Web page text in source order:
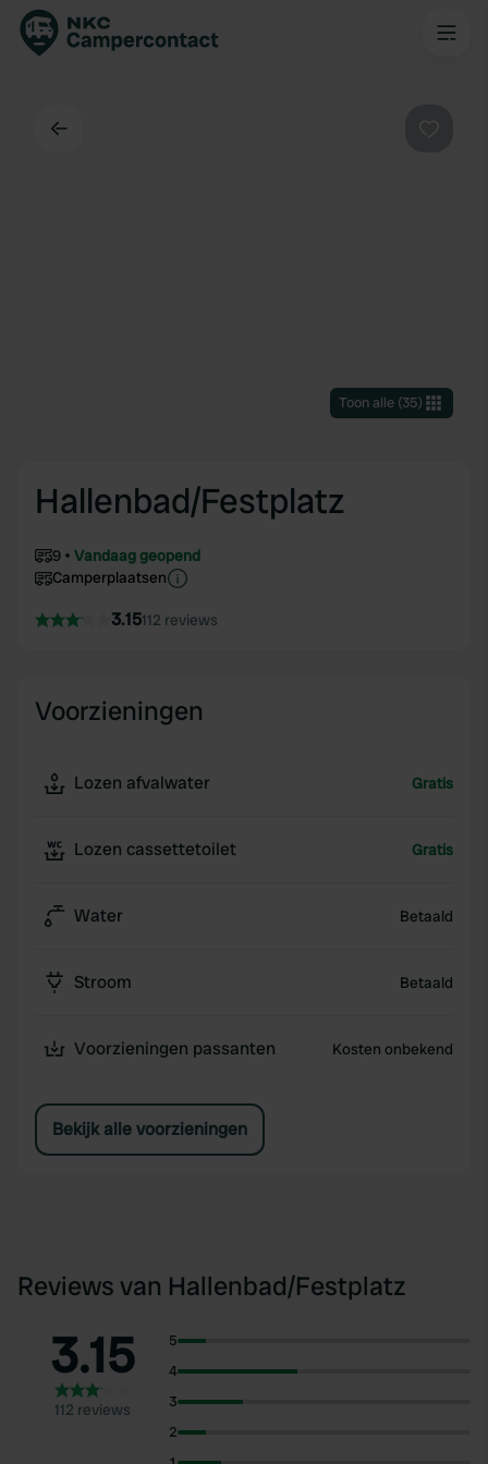
Toon alle(35)
Hallenbad/Festplatz
9
Vandaag geopend
Camperplaatsen
3.15112 reviews
Voorzieningen
Lozen afvalwater Gratis
Lozen cassettetoilet Gratis
Water Betaald
Stroom Betaald
Voorzieningen passanten Kosten onbekend
Bekijk alle voorzieningen
Reviews van Hallenbad/Festplatz
3.15
112 reviews
5
4
3
2